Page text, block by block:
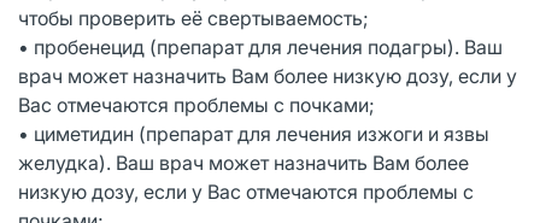
чтобы проверить её свертываемость;
• пробенецид (препарат для лечения подагры). Ваш
врач может назначить Вам более низкую дозу, если у
Вас отмечаются проблемы с почками;
• циметидин (препарат для лечения изжоги и язвы
желудка). Ваш врач может назначить Вам более
низкую дозу, если у Вас отмечаются проблемы с